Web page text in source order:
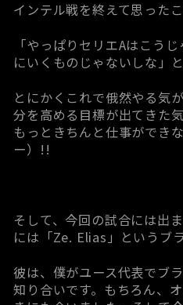
インテル戦を終えて思ったこ
「やっぱりセリエAはこう
にいくものじゃないしな」と
とにかくこれで俄然やる気
分を高める目標が出てきた
もっときちんと仕事ができ
ー）!!
そして、今回の試合には出
には「Ze. Elias」というブ
彼は、僕がユース代表でブ
知り合いです。もちろん、